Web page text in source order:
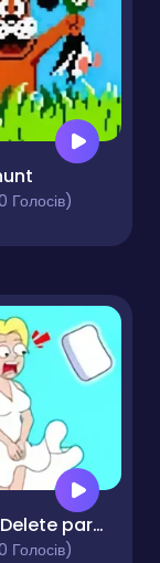
Голосів)
DOP2 Delete part in Love Story
Голосів)